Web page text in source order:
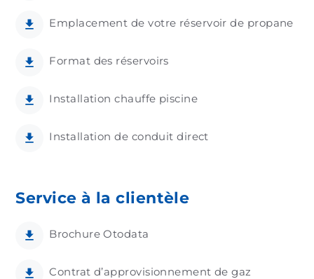
Emplacement de votre réservoir de propane
Format des réservoirs
Installation chauffe piscine
Installation de conduit direct
Service à la clientèle
Brochure Otodata
Contrat d’approvisionnement de gaz